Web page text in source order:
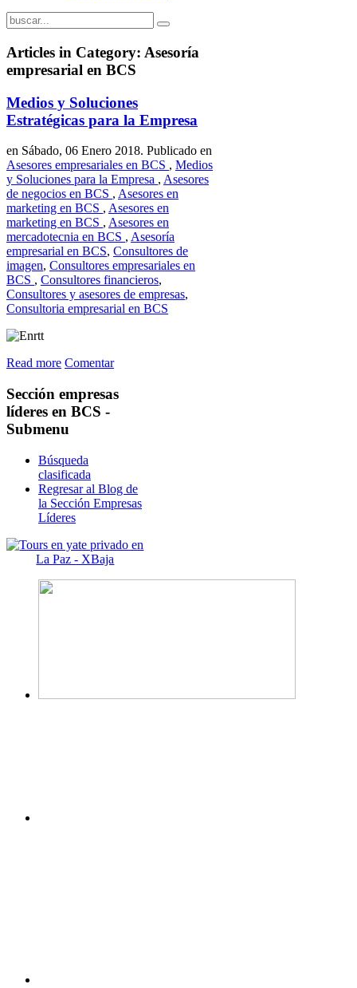
Articles in Category: Asesoría
empresarial en BCS
Medios y Soluciones
Estratégicas para la Empresa
en Sábado, 06 Enero 2018. Publicado en
Asesores empresariales en BCS , Medios
y Soluciones para la Empresa , Asesores
de negocios en BCS , Asesores en
marketing en BCS , Asesores en
marketing en BCS , Asesores en
mercadotecnia en BCS , Asesoría
empresarial en BCS, Consultores de
imagen, Consultores empresariales en
BCS , Consultores financieros,
Consultores y asesores de empresas,
Consultoria empresarial en BCS
Read more Comentar
Sección empresas
líderes en BCS -
Submenu
Búsqueda
clasificada
Regresar al Blog de
la Sección Empresas
Líderes